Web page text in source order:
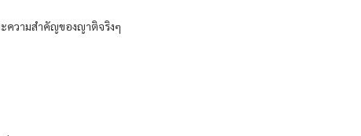
ความสำคัญของญาติจริงๆ